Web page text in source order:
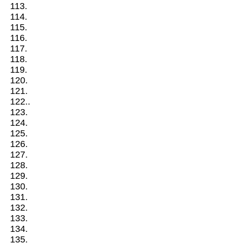
113.
114.
115.
116.
117.
118.
119.
120.
121.
122..
123.
124.
125.
126.
127.
128.
129.
130.
131.
132.
133.
134.
135.